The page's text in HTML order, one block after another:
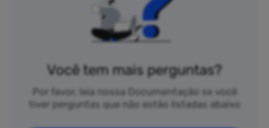
Você tem mais perguntas?
Por favor, leia nossa Documentação se você
tiver perguntas que não estão listadas abaixo